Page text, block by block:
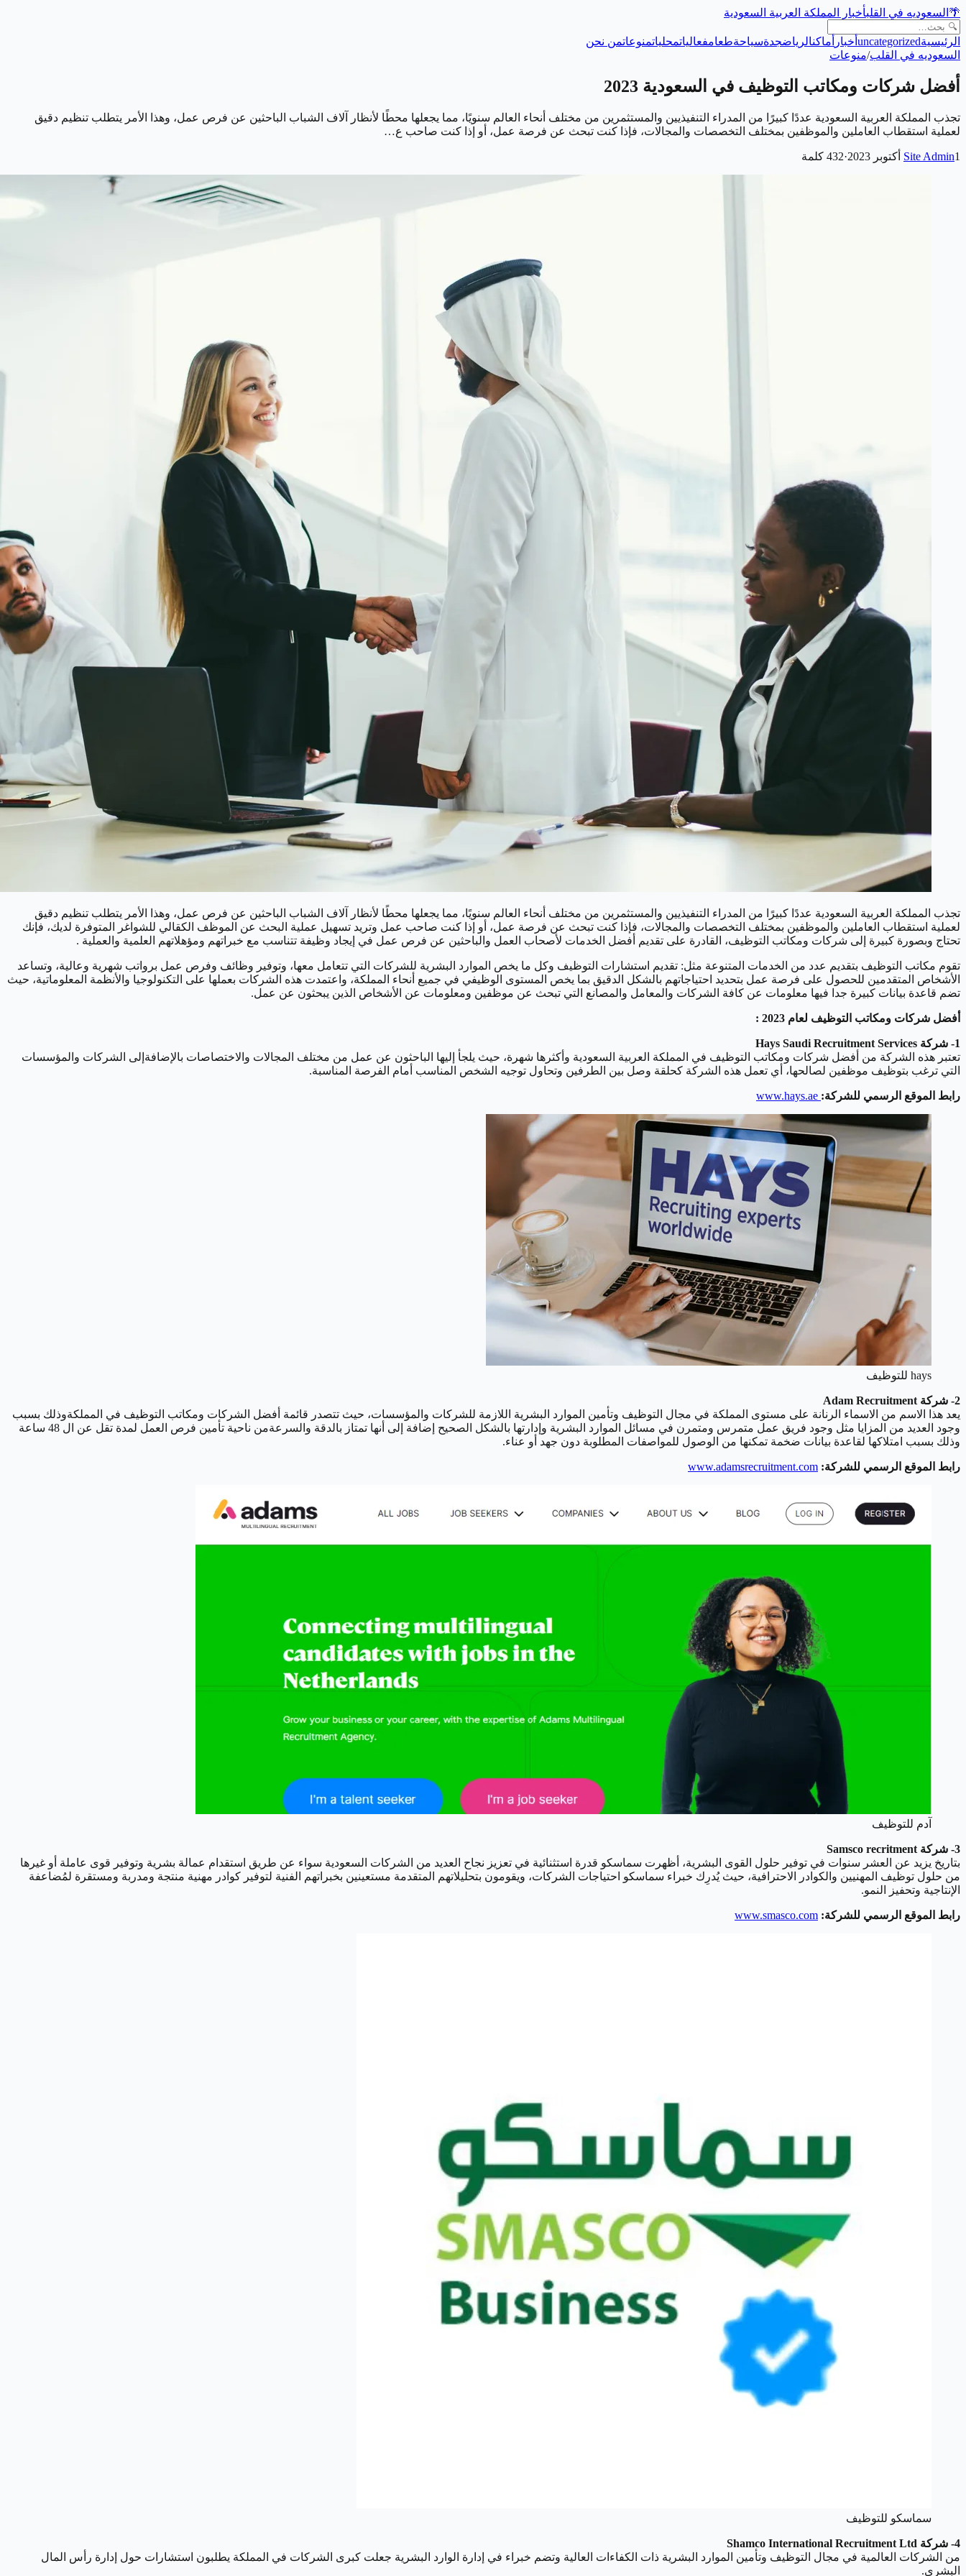
🌴 السعوديه في القلبأخبار المملكة العربية السعودية
الرئيسيةuncategorized أخبار أماكنالرياضجدةسياحةطعامفعالياتمحلياتمنوعاتمن نحن
السعوديه في القلب/منوعات
أفضل شركات ومكاتب التوظيف في السعودية 2023
تجذب المملكة العربية السعودية عددًا كبيرًا من المدراء التنفيذيين والمستثمرين من مختلف أنحاء العالم سنويًا، مما يجعلها محطًا لأنظار آلاف الشباب الباحثين عن فرص عمل، وهذا الأمر يتطلب تنظيم دقيق
لعملية استقطاب العاملين والموظفين بمختلف التخصصات والمجالات، فإذا كنت تبحث عن فرصة عمل، أو إذا كنت صاحب ع…
Site Admin1 أكتوبر 2023 ·
432 كلمة
تجذب المملكة العربية السعودية عددًا كبيرًا من المدراء التنفيذيين والمستثمرين من مختلف أنحاء العالم سنويًا، مما يجعلها محطًا لأنظار آلاف الشباب الباحثين عن فرص عمل، وهذا الأمر يتطلب تنظيم دقيق
لعملية استقطاب العاملين والموظفين بمختلف التخصصات والمجالات، فإذا كنت تبحث عن فرصة عمل، أو إذا كنت صاحب عمل وتريد تسهيل عملية البحث عن الموظف الكقالي للشواغر المتوفرة لديك، فإنك
تحتاج وبصورة كبيرة إلى شركات ومكاتب التوظيف، القادرة على تقديم أفضل الخدمات لأصحاب العمل والباحثين عن فرص عمل في إيجاد وظيفة تتناسب مع خبراتهم ومؤهلاتهم العلمية والعملية .
تقوم مكاتب التوظيف بتقديم عدد من الخدمات المتنوعة مثل: تقديم استشارات التوظيف وكل ما يخص الموارد البشرية للشركات التي تتعامل معها، وتوفير وظائف وفرص عمل برواتب شهرية وعالية، وتساعد
الأشخاص المتقدمين للحصول على فرصة عمل بتحديد احتياجاتهم بالشكل الدقيق بما يخص المستوى الوظيفي في جميع أنحاء المملكة، واعتمدت هذه الشركات بعملها على التكنولوجيا والأنظمة المعلوماتية، حيث
تضم قاعدة بيانات كبيرة جدا فيها معلومات عن كافة الشركات والمعامل والمصانع التي تبحث عن موظفين ومعلومات عن الأشخاص الذين يبحثون عن عمل.
أفضل شركات ومكاتب التوظيف لعام 2023 :
1- شركة Hays Saudi Recruitment Services
تعتبر هذه الشركة من أفضل شركات ومكاتب التوظيف في المملكة العربية السعودية وأكثرها شهرة، حيث يلجأ إليها الباحثون عن عمل من مختلف المجالات والاختصاصات بالإضافةإلى الشركات والمؤسسات
التي ترغب بتوظيف موظفين لصالحها، أي تعمل هذه الشركة كحلقة وصل بين الطرفين وتحاول توجيه الشخص المناسب أمام الفرصة المناسبة.
رابط الموقع الرسمي للشركة:
hays للتوظيف
2- شركة Adam Recruitment
يعد هذا الاسم من الاسماء الرنانة على مستوى المملكة في مجال التوظيف وتأمين الموارد البشرية اللازمة للشركات والمؤسسات، حيث تتصدر قائمة أفضل الشركات ومكاتب التوظيف في المملكةوذلك بسبب
وجود العديد من المزايا مثل وجود فريق عمل متمرس ومتمرن في مسائل الموارد البشرية وإدارتها بالشكل الصحيح إضافة إلى أنها تمتاز بالدقة والسرعةمن ناحية تأمين فرص العمل لمدة تقل عن ال 48 ساعة
وذلك بسبب امتلاكها لقاعدة بيانات ضخمة تمكنها من الوصول للمواصفات المطلوبة دون جهد أو عناء.
رابط الموقع الرسمي للشركة: www.adamsrecruitment.com
آدم للتوظيف
3- شركة Samsco recritment
بتاريخ يزيد عن العشر سنوات في توفير حلول القوى البشرية، أظهرت سماسكو قدرة استثنائية في تعزيز نجاح العديد من الشركات السعودية سواء عن طريق استقدام عمالة بشرية وتوفير قوى عاملة أو غيرها
من حلول توظيف المهنيين والكوادر الاحترافية، حيث يُدرِك خبراء سماسكو احتياجات الشركات، ويقومون بتحليلاتهم المتقدمة مستعينين بخبراتهم الفنية لتوفير كوادر مهنية منتجة ومدربة ومستقرة لمُضاعفة
الإنتاجية وتحفيز النمو.
رابط الموقع الرسمي للشركة: www.smasco.com
سماسكو للتوظيف
4- شركة Shamco International Recruitment Ltd
من الشركات العالمية في مجال التوظيف وتأمين الموارد البشرية ذات الكفاءات العالية وتضم خبراء في إدارة الوارد البشرية جعلت كبرى الشركات في المملكة يطلبون استشارات حول إدارة رأس المال
البشري.